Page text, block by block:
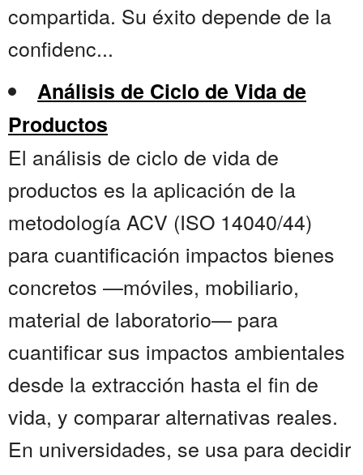
compartida. Su éxito depende de la
confidenc...
Análisis de Ciclo de Vida de
Productos
El análisis de ciclo de vida de
productos es la aplicación de la
metodología ACV (ISO 14040/44)
para cuantificación impactos bienes
concretos —móviles, mobiliario,
material de laboratorio— para
cuantificar sus impactos ambientales
desde la extracción hasta el fin de
vida, y comparar alternativas reales.
En universidades, se usa para decidir